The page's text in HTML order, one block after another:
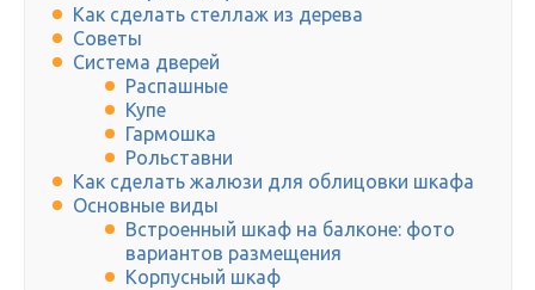
Как сделать стеллаж из дерева
Советы
Система дверей
Распашные
Купе
Гармошка
Рольставни
Как сделать жалюзи для облицовки шкафа
Основные виды
Встроенный шкаф на балконе: фото
вариантов размещения
Корпусный шкаф